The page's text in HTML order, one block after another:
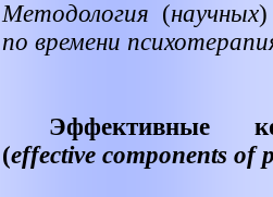
Методология (научных)
по времени
Эффективные
(effective components of